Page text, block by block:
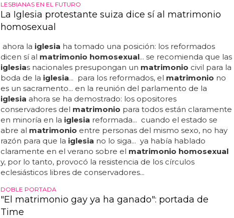
LESBIANAS EN EL FUTURO
La Iglesia protestante suiza dice sí al matrimonio
homosexual
ahora la iglesia ha tomado una posición: los reformados
dicen sí al matrimonio homosexual... se recomienda que las
iglesias nacionales presupongan un matrimonio civil para la
boda de la iglesia... para los reformados, el matrimonio no
es un sacramento... en la reunión del parlamento de la
iglesia ahora se ha demostrado: los opositores
conservadores del matrimonio para todos están claramente
en minoría en la iglesia reformada... cuando el estado se
abre al matrimonio entre personas del mismo sexo, no hay
razón para que la iglesia no lo siga... ya había hablado
claramente en el verano sobre el matrimonio homosexual
y, por lo tanto, provocó la resistencia de los círculos
eclesiásticos libres de conservadores...
DOBLE PORTADA
"El matrimonio gay ya ha ganado": portada de
Time